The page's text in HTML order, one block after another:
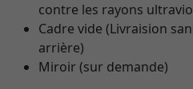
contre les rayons
Cadre vide (Livraision
arrière)
Miroir (sur demande)